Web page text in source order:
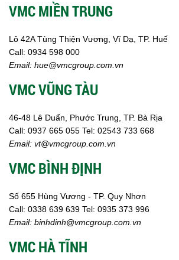
Ngành Cao Su
Ngành Thủy Tinh
Ngành Dệt Nhuộm
Ngành Sơn
Ngành Gốm Sứ
Ngành Mỹ Phẩm
Ngành Hóa Dầu
Ngành Giấy
Tuyển dụng
VMC MIỀN TRUNG
Lô 42A Tùng Thiện Vương, Vĩ Dạ, TP. Huế
Call: 0934 598 000
Email: hue@vmcgroup.com.vn
VMC VŨNG TÀU
46-48 Lê Duẩn, Phước Trung, TP. Bà Rịa
Call: 0937 665 055 Tel: 02543 733 668
Email: vt@vmcgroup.com.vn
VMC BÌNH ĐỊNH
Số 655 Hùng Vương - TP. Quy Nhơn
Call: 0338 639 639 Tel: 0935 373 996
Email: binhdinh@vmcgroup.com.vn
VMC HÀ TĨNH